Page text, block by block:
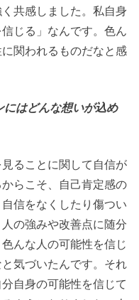
共感しました。私自身
じる」なんです。色ん
関われるものだなと感
はどんな想いが込め
ることに関して自信が
らこそ、自己肯定感の
信をなくしたり傷つい
の強みや改善点に随分
んな人の可能性を信じ
気づいたんです。それ
自身の可能性を信じて